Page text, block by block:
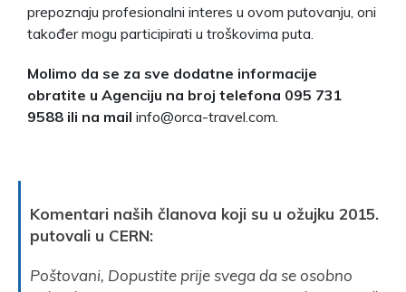
prepoznaju profesionalni interes u ovom putovanju, oni
također mogu participirati u troškovima puta.
Molimo da se za sve dodatne informacije
obratite u Agenciju na broj telefona 095 731
9588 ili na mail info@orca-travel.com.
Komentari naših članova koji su u ožujku 2015.
putovali u CERN:
Poštovani, Dopustite prije svega da se osobno